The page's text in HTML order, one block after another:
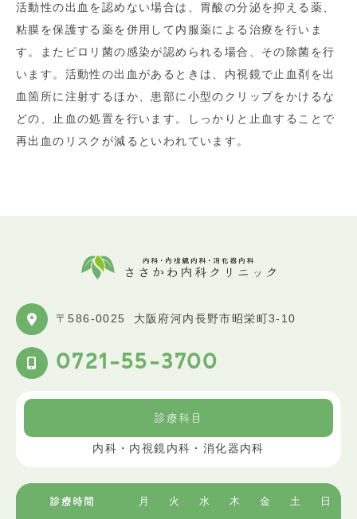
活動性の出血を認めない場合は、胃酸の分泌を抑える薬、
粘膜を保護する薬を併用して内服薬による治療を行いま
す。またピロリ菌の感染が認められる場合、その除菌を行
います。活動性の出血があるときは、内視鏡で止血剤を出
血箇所に注射するほか、患部に小型のクリップをかけるな
どの、止血の処置を行います。しっかりと止血することで
再出血のリスクが減るといわれています。
〒586-0025 大阪府河内長野市昭栄町3-10
0721-55-3700
診療科目
内科・内視鏡内科・消化器内科
診療時間 月 火 水 木 金 土 日